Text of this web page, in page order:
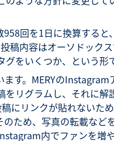
回を1日に換算すると
稿内容はオーソドック
をいくつか、という形
ます。MERYのInstagram
をリグラムし、それに解
にリンクが貼れないた
ため、写真の転載など
内でファンを増